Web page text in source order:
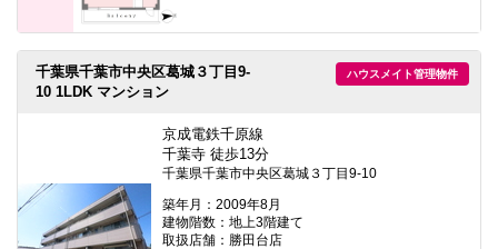
ハウスメイト管理物件
千葉県千葉市中央区葛城３丁目9-
10 1LDK マンション
京成電鉄千原線
千葉寺 徒歩13分
千葉県千葉市中央区葛城３丁目9-10
築年月：2009年8月
建物階数：地上3階建て
取扱店舗：勝田台店